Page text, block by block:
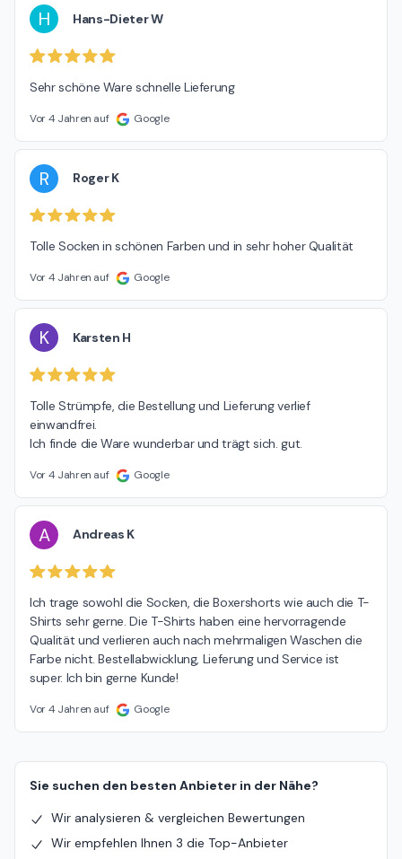
H Hans-Dieter W
Sehr schöne Ware schnelle Lieferung
Vor 4 Jahren auf Google
R Roger K
Tolle Socken in schönen Farben und in sehr hoher Qualität
Vor 4 Jahren auf Google
K Karsten H
Tolle Strümpfe, die Bestellung und Lieferung verlief
einwandfrei.
Ich finde die Ware wunderbar und trägt sich. gut.
Vor 4 Jahren auf Google
A Andreas K
Ich trage sowohl die Socken, die Boxershorts wie auch die T-
Shirts sehr gerne. Die T-Shirts haben eine hervorragende
Qualität und verlieren auch nach mehrmaligen Waschen die
Farbe nicht. Bestellabwicklung, Lieferung und Service ist
super. Ich bin gerne Kunde!
Vor 4 Jahren auf Google
Sie suchen den besten Anbieter in der Nähe?
Wir analysieren & vergleichen Bewertungen
Wir empfehlen Ihnen 3 die Top-Anbieter